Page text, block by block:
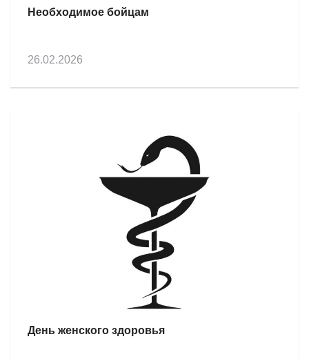
Необходимое бойцам
26.02.2026
День женского здоровья